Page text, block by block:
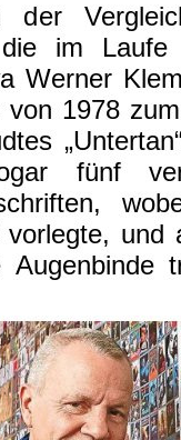
im
Werner
1978
fünf
und
Augenbinde